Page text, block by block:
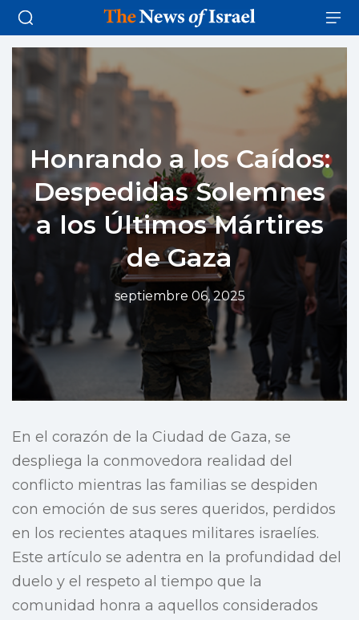
Honrando a los Caídos:
Despedidas Solemnes
a los Últimos Mártires
de Gaza
septiembre 06, 2025
En el corazón de la Ciudad de Gaza, se
despliega la conmovedora realidad del
conflicto mientras las familias se despiden
con emoción de sus seres queridos, perdidos
en los recientes ataques militares israelíes.
Este artículo se adentra en la profundidad del
duelo y el respeto al tiempo que la
comunidad honra a aquellos considerados